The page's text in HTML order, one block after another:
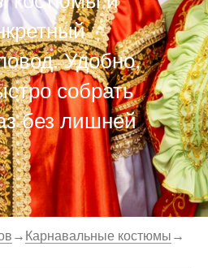
Удобно,
собрать
без лишней
→ Карнавальные костюмы →